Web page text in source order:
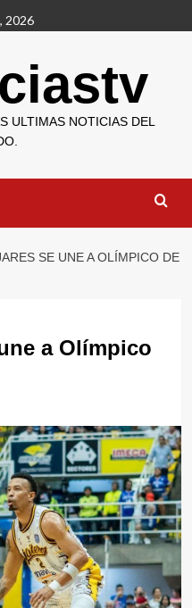
2026
ULTIMAS NOTICIAS DEL
SE UNE A OLÍMPICO DE
a Olímpico